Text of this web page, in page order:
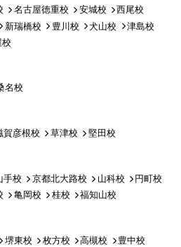
名古屋徳重校 安城校
西尾校
新瑞橋校 豊川校 犬山校
津島校
名校
賀彦根校 草津校 堅田校
手校 京都北大路校 山科校
円町校
亀岡校 桂校 福知山校
堺東校 枚方校 高槻校
豊中校